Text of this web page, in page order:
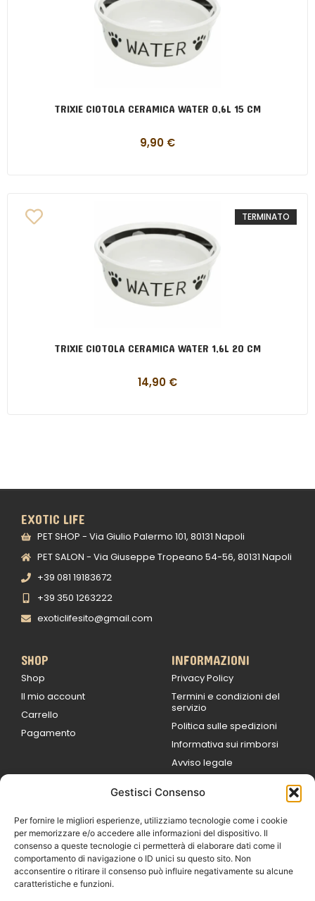
Gestisci Consenso
Per fornire le migliori esperienze, utilizziamo tecnologie come i cookie
per memorizzare e/o accedere alle informazioni del dispositivo. Il
consenso a queste tecnologie ci permetterà di elaborare dati come il
comportamento di navigazione o ID unici su questo sito. Non
acconsentire o ritirare il consenso può influire negativamente su alcune
caratteristiche e funzioni.
TRIXIE CIOTOLA CERAMICA WATER 0,6L 15 CM
9,90 €
TERMINATO
TRIXIE CIOTOLA CERAMICA WATER 1,6L 20 CM
14,90 €
EXOTIC LIFE
PET SHOP - Via Giulio Palermo 101, 80131 Napoli
PET SALON - Via Giuseppe Tropeano 54-56, 80131 Napoli
+39 081 19183672
+39 350 1263222
exoticlifesito@gmail.com
SHOP
Shop
Il mio account
Carrello
Pagamento
INFORMAZIONI
Privacy Policy
Termini e condizioni del
servizio
Politica sulle spedizioni
Informativa sui rimborsi
Avviso legale
9:00
Sabato 09:00 /
14:00
16:30 /
Domenica